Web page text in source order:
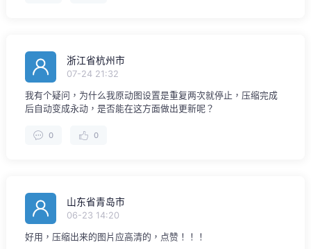
浙江省杭州市
07-24 21:32
我有个疑问，为什么我原动图设置是重复两次就停止，压缩完成
后自动变成永动，是否能在这方面做出更新呢？
0 0
山东省青岛市
06-23 14:20
好用，压缩出来的图片应高清的，点赞！！！